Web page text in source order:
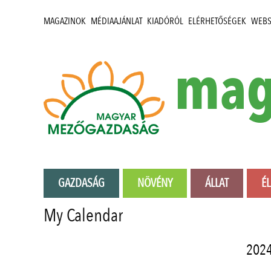
MAGAZINOK MÉDIAAJÁNLAT KIADÓRÓL ELÉRHETŐSÉGEK
GAZDASÁG NÖVÉNY ÁLLAT
My Calendar